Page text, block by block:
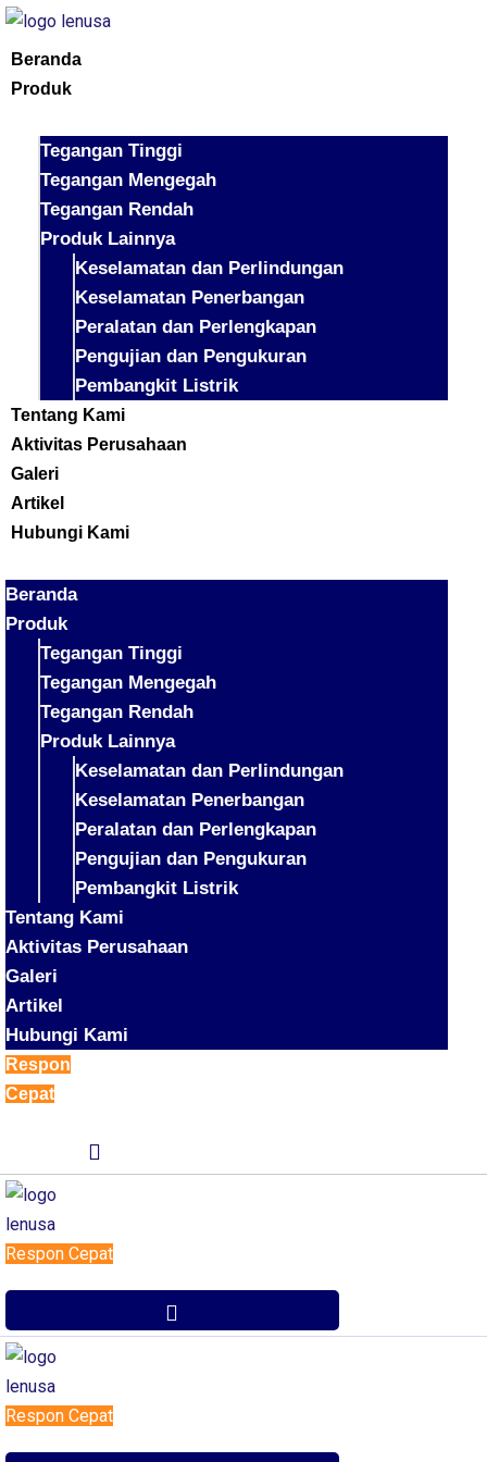
Beranda
Produk
Tegangan Tinggi
Tegangan Mengegah
Tegangan Rendah
Produk Lainnya
Keselamatan dan Perlindungan
Keselamatan Penerbangan
Peralatan dan Perlengkapan
Pengujian dan Pengukuran
Pembangkit Listrik
Tentang Kami
Aktivitas Perusahaan
Galeri
Artikel
Hubungi Kami
Beranda
Produk
Tegangan Tinggi
Tegangan Mengegah
Tegangan Rendah
Produk Lainnya
Keselamatan dan Perlindungan
Keselamatan Penerbangan
Peralatan dan Perlengkapan
Pengujian dan Pengukuran
Pembangkit Listrik
Tentang Kami
Aktivitas Perusahaan
Galeri
Artikel
Hubungi Kami
Respon
Cepat
Respon Cepat
Respon Cepat